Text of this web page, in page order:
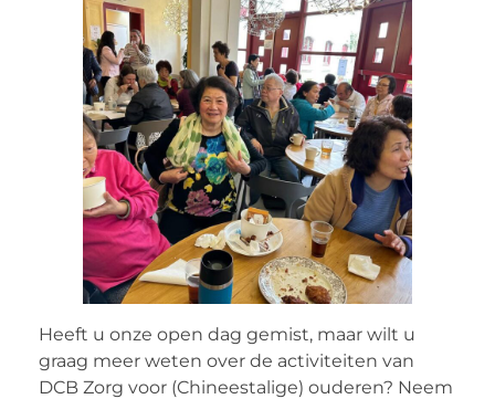
Heeft u onze open dag gemist, maar wilt u
graag meer weten over de activiteiten van
DCB Zorg voor (Chineestalige) ouderen? Neem